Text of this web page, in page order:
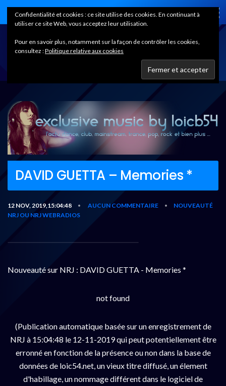
Home
DAVID GUETTA – Memories *
12 NOV, 2019,15:04:48 • AUCUN COMMENTAIRE •
NOUVEAUTÉ
NRJ OU NRJ WEBRADIOS
Nouveauté sur NRJ : DAVID GUETTA - Memories *
not found
(Publication automatique basée sur un enregistrement de
NRJ à 15:04:48 le 12-11-2019 qui peut potentiellement être
erronné en fonction de la présence ou non dans la base de
données de loic54.net, un vieux titre diffusé, un élement
d'habillage, un nommage différent dans le logiciel de
Confidentialité et cookies : ce site utilise des cookies. En continuant à
utiliser ce site Web, vous acceptez leur utilisation.
Pour en savoir plus, notamment sur la façon de contrôler les cookies,
consultez :Politique relative aux cookies